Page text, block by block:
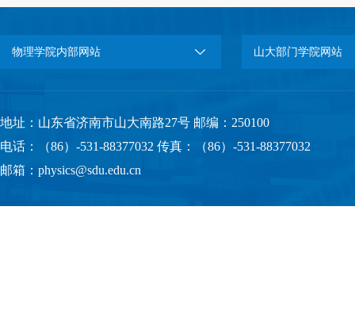
物理学院内部网站 山大部门学院网站
地址：山东省济南市山大南路27号 邮编：250100
电话：（86）-531-88377032 传真：（86）-531-88377032
邮箱：physics@sdu.edu.cn